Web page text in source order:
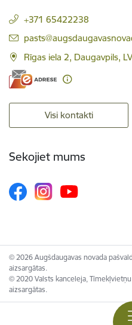
+371 65422238
E-pasts:
Rīgas iela 2, Daugavpils,
Visi kontakti
Sekojiet mums
© 2026 Augšdaugavas novada
aizsargātas.
© 2020 Valsts kanceleja,
aizsargātas.